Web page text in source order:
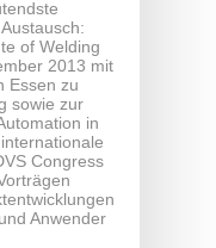
of Welding
2013 mit
Essen zu
sowie zur
in
Congress
Anwender